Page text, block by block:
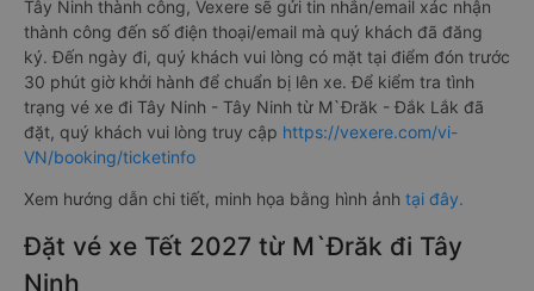
Tây Ninh thành công, Vexere sẽ gửi tin nhắn/email xác nhận
thành công đến số điện thoại/email mà quý khách đã đăng
ký. Đến ngày đi, quý khách vui lòng có mặt tại điểm đón trước
30 phút giờ khởi hành để chuẩn bị lên xe. Để kiểm tra tình
trạng vé xe đi Tây Ninh - Tây Ninh từ M`Đrăk - Đắk Lắk đã
đặt, quý khách vui lòng truy cập https://vexere.com/vi-
VN/booking/ticketinfo
Xem hướng dẫn chi tiết, minh họa bằng hình ảnh tại đây.
Đặt vé xe Tết 2027 từ M`Đrăk đi Tây
Ninh